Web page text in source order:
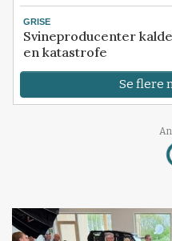
GRISE
Svineproducenter
en katastrofe
Se flere